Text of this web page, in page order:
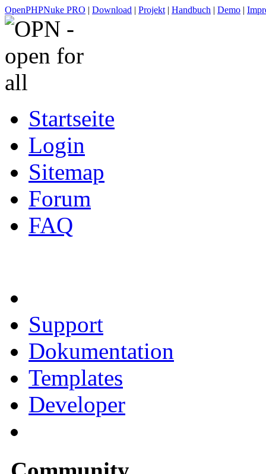
OpenPHPNuke PRO | Download | Projekt | Handbuch | Demo |
Startseite
Login
Sitemap
Forum
FAQ
Support
Dokumentation
Templates
Developer